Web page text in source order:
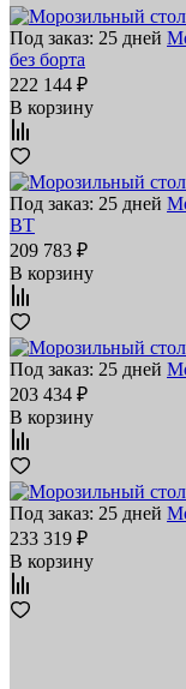
Под заказ: 25 дней
без борта
222 144 ₽
В корзину
Под заказ: 25 дней
BT
209 783 ₽
В корзину
Под заказ: 25 дней
203 434 ₽
В корзину
Под заказ: 25 дней
233 319 ₽
В корзину